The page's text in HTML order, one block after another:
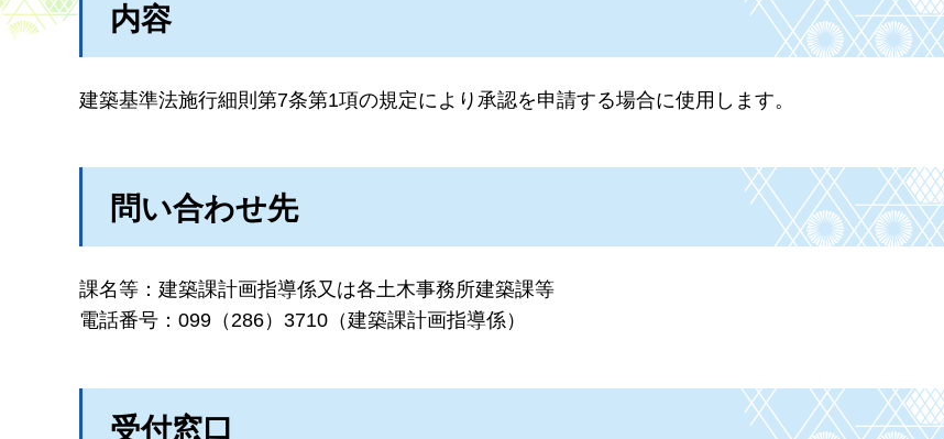
内容
建築基準法施行細則第7条第1項の規定により承認を申請する場合に使用します。
問い合わせ先
課名等：建築課計画指導係又は各土木事務所建築課等
電話番号：099（286）3710（建築課計画指導係）
受付窓口